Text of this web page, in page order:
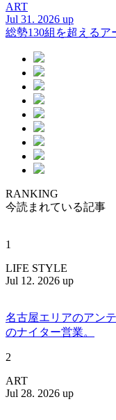
ART
Jul 31. 2026 up
総勢130組を超えるア
RANKING
今読まれている記事
1
LIFE STYLE
Jul 12. 2026 up
名古屋エリアのアン
のナイター営業。
2
ART
Jul 28. 2026 up